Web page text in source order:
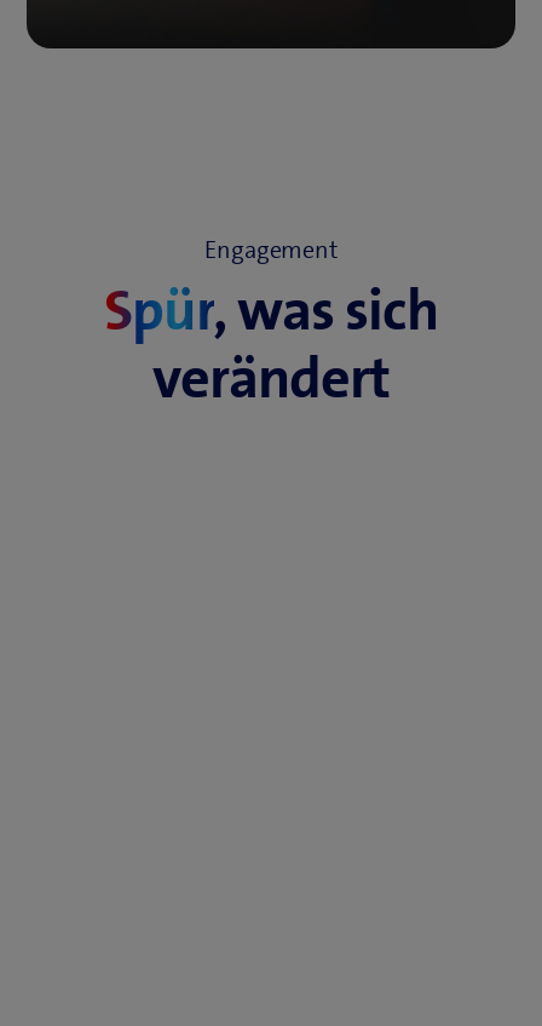
Engagement
Spür, was sich
verändert